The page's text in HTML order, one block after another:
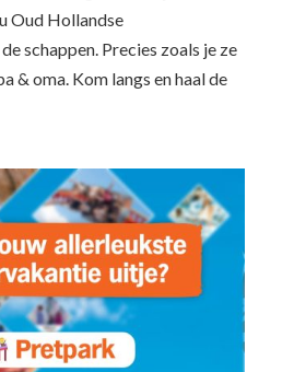
Oud Hollandse
schappen. Precies zoals je ze
& oma. Kom langs en haal de